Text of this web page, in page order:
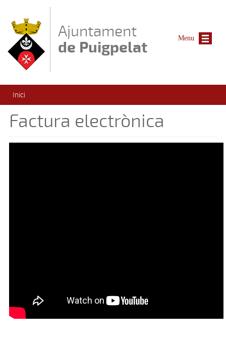
Ajuntament
de Puigpelat
Esteu aquí
Inici
Factura electrònica
Menu